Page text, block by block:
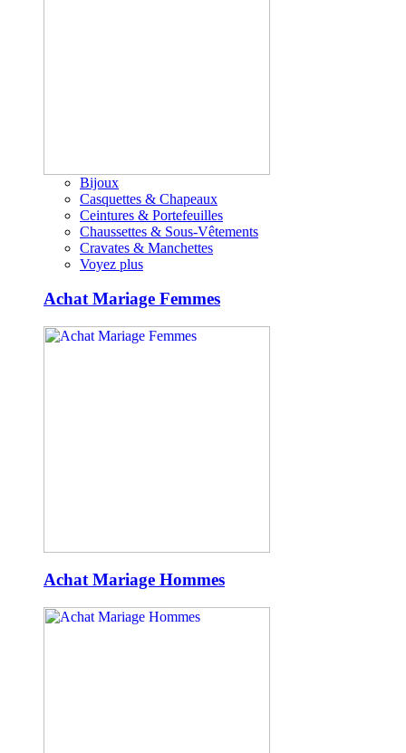
Bijoux
Casquettes & Chapeaux
Ceintures & Portefeuilles
Chaussettes & Sous-Vêtements
Cravates & Manchettes
Voyez plus
Achat Mariage Femmes
Achat Mariage Hommes